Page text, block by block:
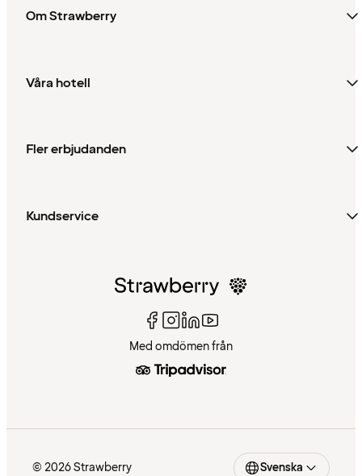
Om Strawberry
Våra hotell
Fler erbjudanden
Kundservice
Med omdömen från
© 2026 Strawberry Svenska